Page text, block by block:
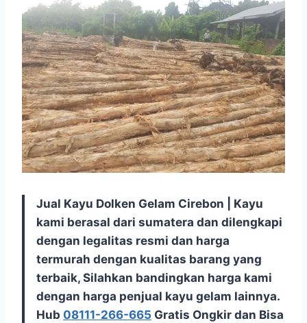
Jual Kayu Dolken Gelam Cirebon | Kayu
kami berasal dari sumatera dan dilengkapi
dengan legalitas resmi dan harga
termurah dengan kualitas barang yang
terbaik, Silahkan bandingkan harga kami
dengan harga penjual kayu gelam lainnya.
Hub 08111-266-665 Gratis Ongkir dan Bisa